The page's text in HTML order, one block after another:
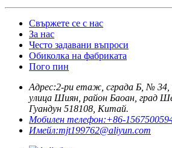
Свържете се с нас
За нас
Често задавани въпроси
Обиколка на фабриката
Пого пин
Адрес:2-ри етаж, сграда Б, № 34,
улица Шиян, район Баоан, град
Гуандун 518108, Китай.
Мобилен телефон:+86-
Имейл:mjt199762@aliyun.com